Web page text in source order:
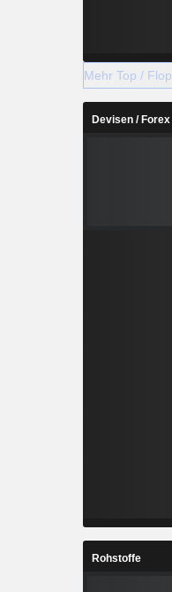
Mehr Top / Flop
Devisen / Forex
Rohstoffe